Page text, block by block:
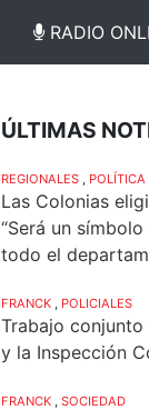
RADIO
ÚLTIMAS
REGIONALES POLÍTICA
Las Colonias
“Será un
todo el
FRANCK POLICIALES
Trabajo
y la Inspección
FRANCK SOCIEDAD